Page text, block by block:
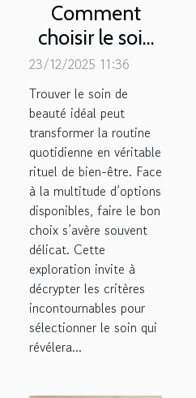
Comment
choisir le soin
de beauté
parfait pour
votre bien-être
?
23/12/2025 11:36
Trouver le soin de
beauté idéal peut
transformer la routine
quotidienne en véritable
rituel de bien-être. Face
à la multitude d’options
disponibles, faire le bon
choix s’avère souvent
délicat. Cette
exploration invite à
décrypter les critères
incontournables pour
sélectionner le soin qui
révélera...